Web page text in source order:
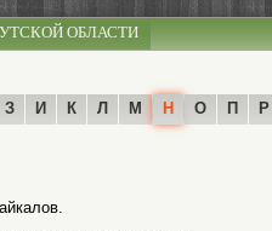
ОБЛАСТИ
З И К Л М Н О П Р